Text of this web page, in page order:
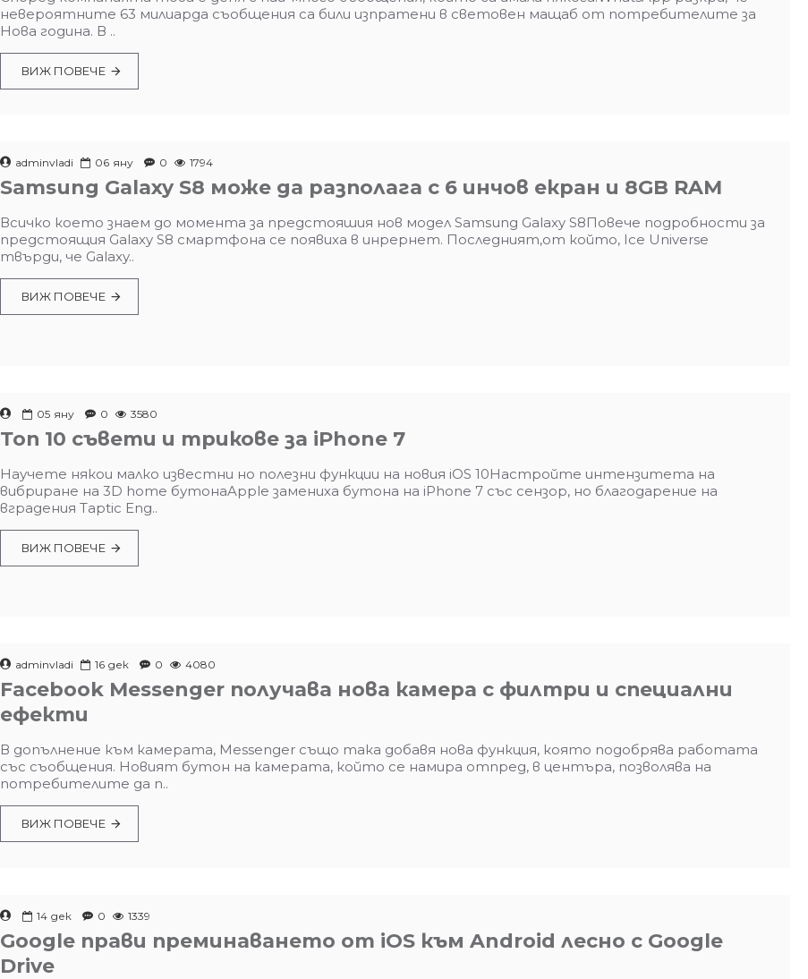
невероятните 63 милиарда съобщения са били изпратени в световен мащаб от потребителите за
Нова година. В ..
ВИЖ ПОВЕЧЕ
adminvladi 06 яну 0 1794
Samsung Galaxy S8 може да разполага с 6 инчов екран и 8GB RAM
Всичко което знаем до момента за предстояшия нов модел Samsung Galaxy S8Повече подробности за
предстоящия Galaxy S8 смартфона се появиха в инрернет. Последният,от който, Ice Universe
твърди, че Galaxy..
ВИЖ ПОВЕЧЕ
05 яну 0 3580
Топ 10 съвети и трикове за iPhone 7
Научете някои малко известни но полезни функции на новия iOS 10Настройте интензитета на
вибриране на 3D home бутонаApple замениха бутона на iPhone 7 със сензор, но благодарение на
вградения Taptic Eng..
ВИЖ ПОВЕЧЕ
adminvladi 16 дек 0 4080
Facebook Messenger получава нова камера с филтри и специални
ефекти
В допълнение към камерата, Messenger също така добавя нова функция, която подобрява работата
със съобщения. Новият бутон на камерата, който се намира отпред, в центъра, позволява на
потребителите да п..
ВИЖ ПОВЕЧЕ
14 дек 0 1339
Google прави преминаването от iOS към Android лесно с Google
Drive